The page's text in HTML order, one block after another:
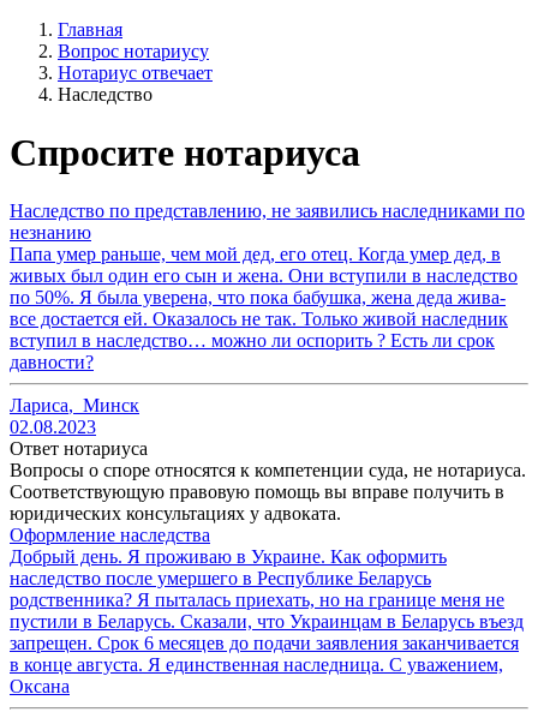
Главная
Вопрос нотариусу
Нотариус отвечает
Наследство
Спросите нотариуса
Наследство по представлению, не заявились наследниками по
незнанию
Папа умер раньше, чем мой дед, его отец. Когда умер дед, в
живых был один его сын и жена. Они вступили в наследство
по 50%. Я была уверена, что пока бабушка, жена деда жива-
все достается ей. Оказалось не так. Только живой наследник
вступил в наследство… можно ли оспорить ? Есть ли срок
давности?
Лариса, Минск
02.08.2023
Ответ нотариуса
Вопросы о споре относятся к компетенции суда, не нотариуса.
Соответствующую правовую помощь вы вправе получить в
юридических консультациях у адвоката.
Оформление наследства
Добрый день. Я проживаю в Украине. Как оформить
наследство после умершего в Республике Беларусь
родственника? Я пыталась приехать, но на границе меня не
пустили в Беларусь. Сказали, что Украинцам в Беларусь въезд
запрещен. Срок 6 месяцев до подачи заявления заканчивается
в конце августа. Я единственная наследница. С уважением,
Оксана